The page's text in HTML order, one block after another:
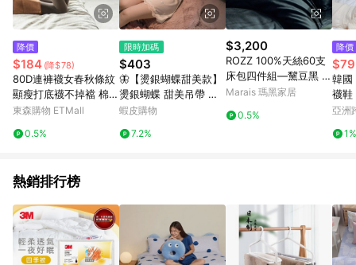
殊活動時開放「回饋無上限」)，以同一訂單中同一商品不論件數
計算，並依訂單成立時間當下LINE購物所設定的回饋機制為準。
8. LINE購物為購物資訊整合性平台，商品資料更新會有時間差，
如顯示之商品規格、顏色、價位、贈品與東森購物ETMall銷售網
頁不符，以銷售網頁標示為準。 9. 若有贈點爭議，請務必於訂單
日期+180天以內至LINE購物客服洽詢；若超過180天(含)以上進
行申訴，恕無法贈點回饋。 10. 部分點數紅包僅限指定商品使
用，或不適用於無回饋商品。各點數紅包之適用商品與使用條件
請依點數紅包頁面規則為準。
降價
$184 (降$78)
80D連褲襪女春秋條紋
顯瘦打底襪不掉襠 棉底
美腿襪子女麻咖啡日系
東森購物 ETMall
0.5%
限時加碼
$403
🦋【燙銀蝴蝶甜美款】
燙銀蝴蝶 甜美吊帶 睡
裙帶胸墊 性感純欲 睡
家居服 睡衣裙 居家服
蝦皮購物
7.2%
$3,200
ROZZ 100%天絲60支
床包四件組—黧豆黑 -
標準雙人
Marais 瑪黑家居
0.5%
降價
韓國
亞洲
1%
熱銷排行榜